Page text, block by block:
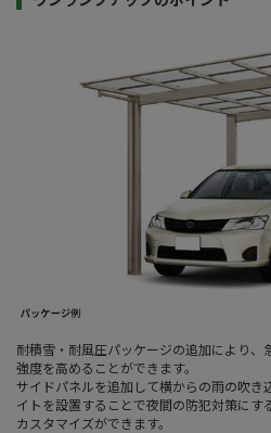
耐積雪・耐風圧パッケージの追加により、
強度を高めることができます。
サイドパネルを追加して横からの雨の吹き
イトを設置することで夜間の防犯対策にす
カスタマイズができます。